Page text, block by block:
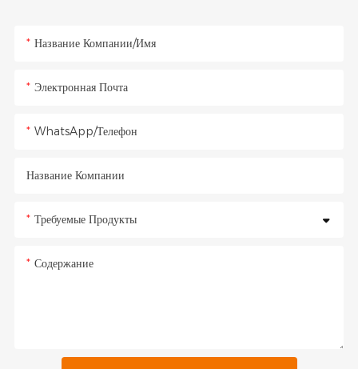
Название Компании/Имя
Электронная Почта
WhatsApp/Телефон
Название Компании
Требуемые Продукты
Содержание